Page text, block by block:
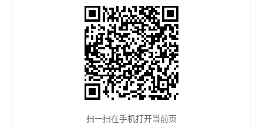
扫一扫在手机打开当前页